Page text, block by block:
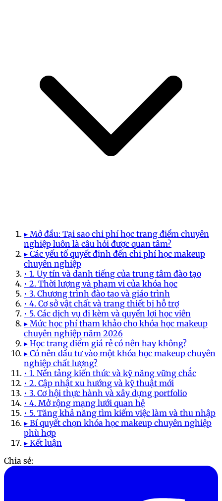
▸ Mở đầu: Tại sao chi phí học trang điểm chuyên
nghiệp luôn là câu hỏi được quan tâm?
▸ Các yếu tố quyết định đến chi phí học makeup
chuyên nghiệp
• 1. Uy tín và danh tiếng của trung tâm đào tạo
• 2. Thời lượng và phạm vi của khóa học
• 3. Chương trình đào tạo và giáo trình
• 4. Cơ sở vật chất và trang thiết bị hỗ trợ
• 5. Các dịch vụ đi kèm và quyền lợi học viên
▸ Mức học phí tham khảo cho khóa học makeup
chuyên nghiệp năm 2026
▸ Học trang điểm giá rẻ có nên hay không?
▸ Có nên đầu tư vào một khóa học makeup chuyên
nghiệp chất lượng?
• 1. Nền tảng kiến thức và kỹ năng vững chắc
• 2. Cập nhật xu hướng và kỹ thuật mới
• 3. Cơ hội thực hành và xây dựng portfolio
• 4. Mở rộng mạng lưới quan hệ
• 5. Tăng khả năng tìm kiếm việc làm và thu nhập
▸ Bí quyết chọn khóa học makeup chuyên nghiệp
phù hợp
▸ Kết luận
Chia sẻ: